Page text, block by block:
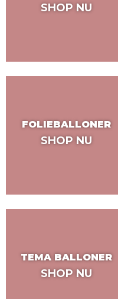
SHOP NU
FOLIEBALLONER
SHOP NU
TEMA BALLONER
SHOP NU